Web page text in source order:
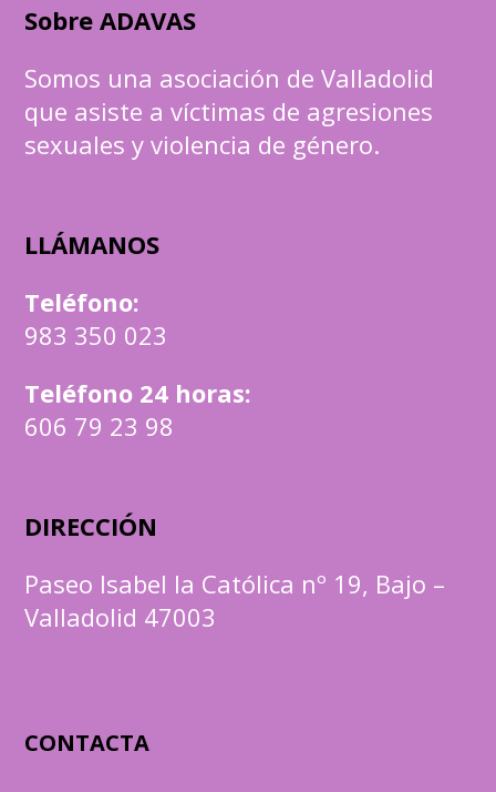
Sobre ADAVAS
Somos una asociación de Valladolid
que asiste a víctimas de agresiones
sexuales y violencia de género.
LLÁMANOS
Teléfono:
983 350 023
Teléfono 24 horas:
606 79 23 98
DIRECCIÓN
Paseo Isabel la Católica nº 19, Bajo –
Valladolid 47003
CONTACTA